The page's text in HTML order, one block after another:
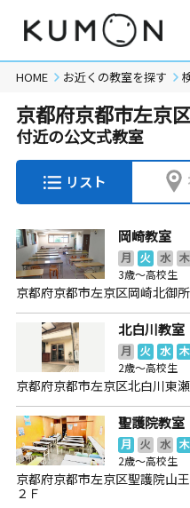
HOME お近くの教室を探す
京都府京都市左京
付近の公文式教室
リスト
岡崎教室
月 火 水 木
3歳～高校生
京都府京都市左京区岡崎北御
北白川教室
月 火 水 木
2歳～高校生
京都府京都市左京区北白川東
聖護院教室
月 火 水 木
2歳～高校生
京都府京都市左京区聖護院山
２Ｆ